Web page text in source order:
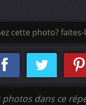
cette photo?
photos dans ce